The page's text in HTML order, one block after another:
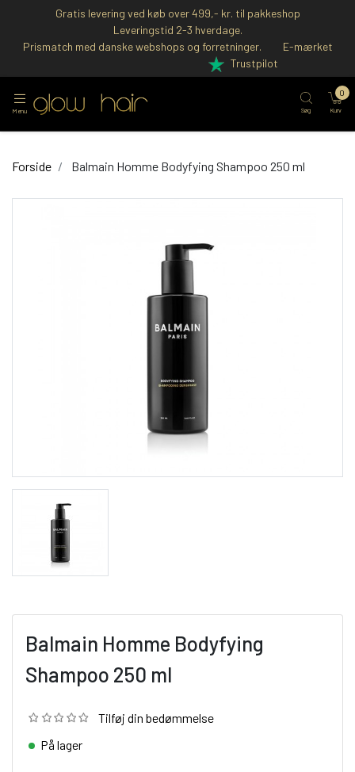
Gratis levering ved køb over 499,- kr. til pakkeshop
Leveringstid 2-3 hverdage.
Prismatch med danske webshops og forretninger.
E-mærket
Trustpilot
Menu Søg Kurv
0
Forside Balmain Homme Bodyfying Shampoo 250 ml
Balmain Homme Bodyfying
Shampoo 250 ml
Tilføj din bedømmelse
På lager